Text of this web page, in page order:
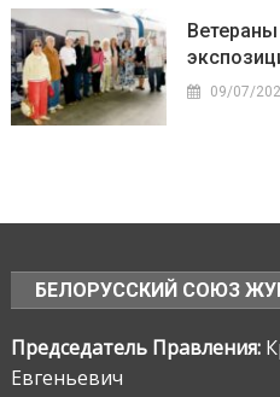
09/07/
БЕЛОРУССКИЙ СОЮЗ
Председатель Правления:
Евгеньевич